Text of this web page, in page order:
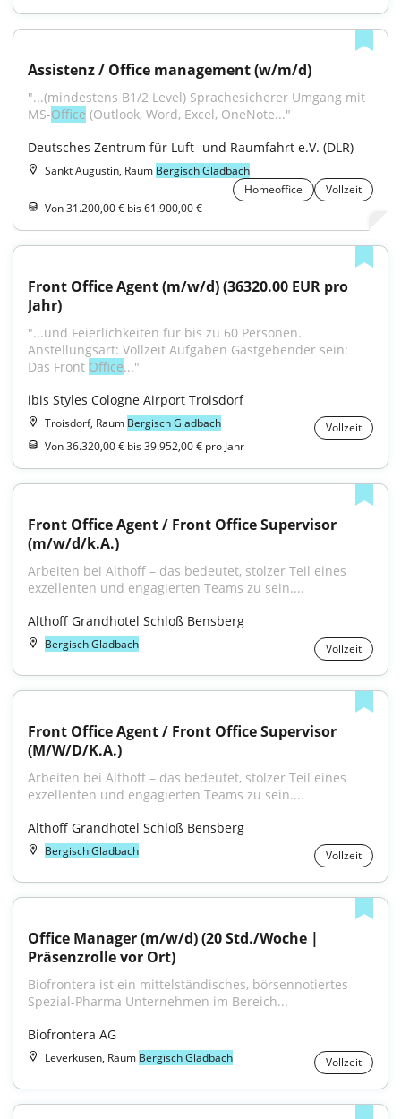
Assistenz / Office management (w/m/d)
"...(mindestens B1/2 Level) Sprachesicherer Umgang mit
MS-Office (Outlook, Word, Excel, OneNote..."
Deutsches Zentrum für Luft- und Raumfahrt e.V. (DLR)
Sankt Augustin, Raum Bergisch Gladbach
Homeoffice
Vollzeit
Von 31.200,00 € bis 61.900,00 €
Front Office Agent (m/w/d) (36320.00 EUR pro
Jahr)
"...und Feierlichkeiten für bis zu 60 Personen.
Anstellungsart: Vollzeit Aufgaben Gastgebender sein:
Das Front Office..."
ibis Styles Cologne Airport Troisdorf
Troisdorf, Raum Bergisch Gladbach
Vollzeit
Von 36.320,00 € bis 39.952,00 € pro Jahr
Front Office Agent / Front Office Supervisor
(m/w/d/k.A.)
Arbeiten bei Althoff – das bedeutet, stolzer Teil eines
exzellenten und engagierten Teams zu sein....
Althoff Grandhotel Schloß Bensberg
Bergisch Gladbach Vollzeit
Front Office Agent / Front Office Supervisor
(M/W/D/K.A.)
Arbeiten bei Althoff – das bedeutet, stolzer Teil eines
exzellenten und engagierten Teams zu sein....
Althoff Grandhotel Schloß Bensberg
Bergisch Gladbach Vollzeit
Office Manager (m/w/d) (20 Std./Woche |
Präsenzrolle vor Ort)
Biofrontera ist ein mittelständisches, börsennotiertes
Spezial-Pharma Unternehmen im Bereich...
Biofrontera AG
Leverkusen, Raum Bergisch Gladbach Vollzeit